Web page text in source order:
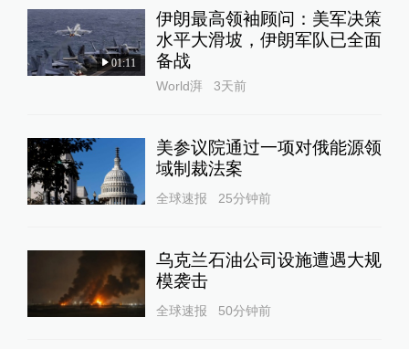
01:11
伊朗最高领袖顾问：美军决策
水平大滑坡，伊朗军队已全面
备战
World湃 3天前
美参议院通过一项对俄能源领
域制裁法案
全球速报 25分钟前
乌克兰石油公司设施遭遇大规
模袭击
全球速报 50分钟前